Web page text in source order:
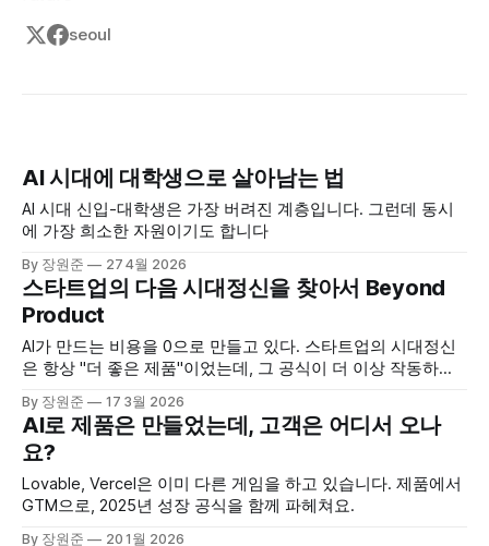
seoul
AI 시대에 대학생으로 살아남는 법
AI 시대 신입-대학생은 가장 버려진 계층입니다. 그런데 동시
에 가장 희소한 자원이기도 합니다
By 장원준 27 4월 2026
스타트업의 다음 시대정신을 찾아서 Beyond
Product
AI가 만드는 비용을 0으로 만들고 있다. 스타트업의 시대정신
은 항상 "더 좋은 제품"이었는데, 그 공식이 더 이상 작동하지
By 장원준 17 3월 2026
AI로 제품은 만들었는데, 고객은 어디서 오나
요?
Lovable, Vercel은 이미 다른 게임을 하고 있습니다. 제품에서
GTM으로, 2025년 성장 공식을 함께 파헤쳐요.
By 장원준 20 1월 2026